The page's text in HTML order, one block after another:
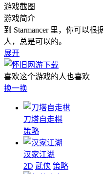
游戏截图
游戏简介
到 Starmancer 里，你可以
人，总是可以的。
展开
喜欢这个游戏的人也喜欢
换一换
刀塔自走棋
策略
汉家江湖
2D 武侠 策略